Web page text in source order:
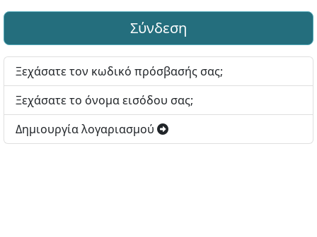
Σύνδεση
Ξεχάσατε τον κωδικό πρόσβασής σας;
Ξεχάσατε το όνομα εισόδου σας;
Δημιουργία λογαριασμού